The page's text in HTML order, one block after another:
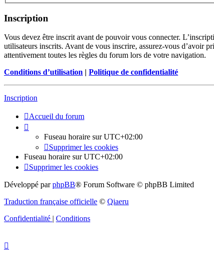
Inscription
Vous devez être inscrit avant de pouvoir vous connecter.
utilisateurs inscrits. Avant de vous inscrire, assurez-vous d’avoir
attentivement toutes les règles du forum lors de votre navigation.
Conditions d’utilisation | Politique de confidentialité
Inscription
Accueil du forum
Fuseau horaire surUTC+02:00
Supprimer les cookies
Fuseau horaire surUTC+02:00
Supprimer les cookies
Développé parphpBB® Forum Software © phpBB Limited
Traduction française officielle © Qiaeru
Confidentialité | Conditions